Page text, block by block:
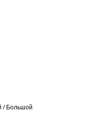
/ Большой